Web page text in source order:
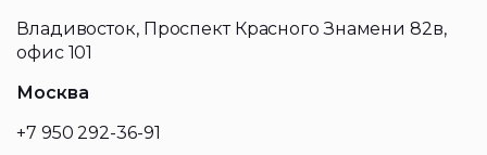
Владивосток, Проспект Красного Знамени 82в,
офис 101
Москва
+7 950 292-36-91